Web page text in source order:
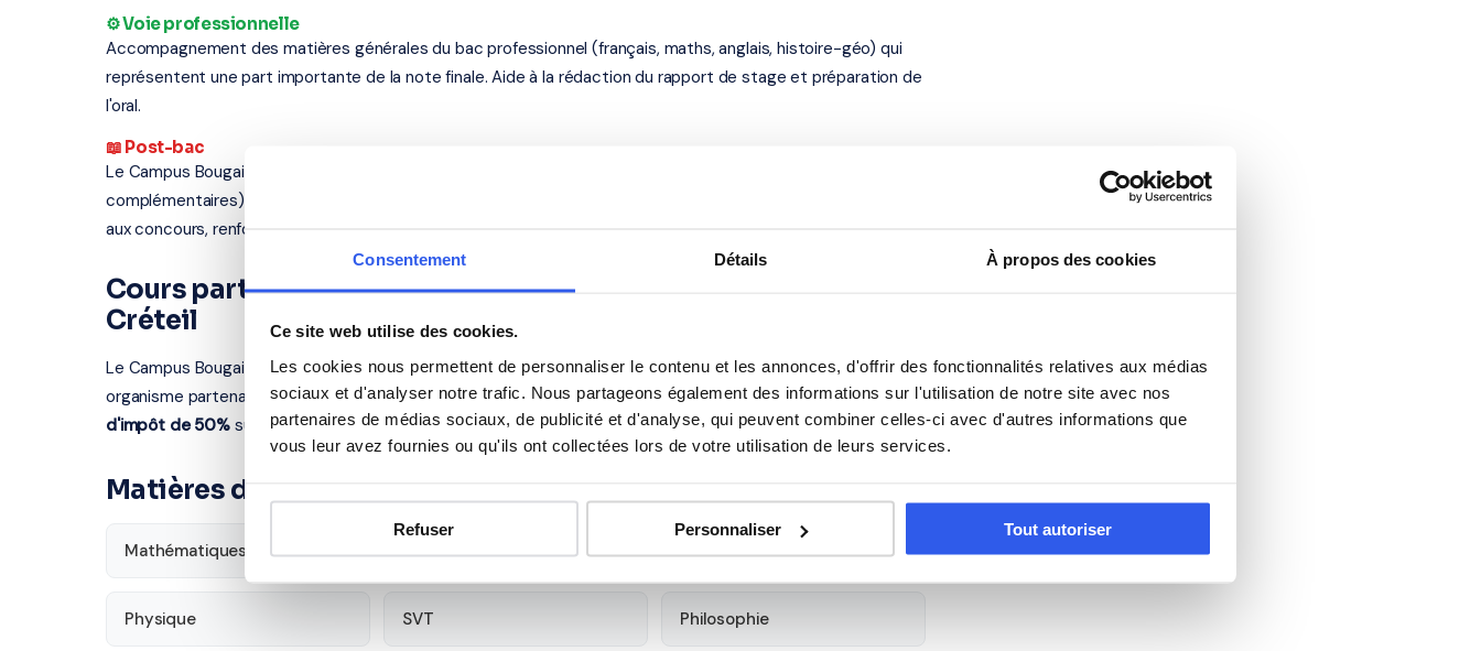
Consentement Détails À propos des cookies
Ce site web utilise des cookies.
Les cookies nous permettent de personnaliser le contenu et les annonces, d'offrir des fonctionnalités relatives aux médias
sociaux et d'analyser notre trafic. Nous partageons également des informations sur l'utilisation de notre site avec nos
partenaires de médias sociaux, de publicité et d'analyse, qui peuvent combiner celles-ci avec d'autres informations que
vous leur avez fournies ou qu'ils ont collectées lors de votre utilisation de leurs services.
Refuser Personnaliser Tout autoriser
⚙️ Voie professionnelle
Accompagnement des matières générales du bac professionnel (français, maths, anglais, histoire-géo) qui
représentent une part importante de la note finale. Aide à la rédaction du rapport de stage et préparation de
l'oral.
📖 Post-bac
Le Campus Bougainville propose des formations post-bac (BTS, classes préparatoires, mentions
complémentaires). Nos professeurs interviennent aussi à ce niveau — soutien en maths sup/spé, préparation
aux concours, renforcement en langues.
Cours particuliers à Brie-Comte-Robert — académie de
Créteil
Le Campus Bougainville se situe au Route Départementale 319, à Brie-Comte-Robert (77257). Notre
organisme partenaire se déplace chez vous à Brie-Comte-Robert et alentours. Tous ouvrent droit aucrédit
d'impôt de 50%sur les cours à domicile.
Matières disponibles pour les élèves du Campus Bougainville
Mathématiques Français Anglais
Physique SVT Philosophie